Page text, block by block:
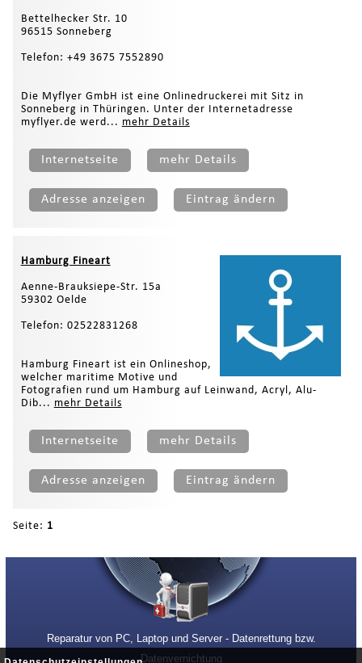
Bettelhecker Str. 10
96515 Sonneberg
Telefon: +49 3675 7552890
Die Myflyer GmbH ist eine Onlinedruckerei mit Sitz in
Sonneberg in Thüringen. Unter der Internetadresse
myflyer.de werd... mehr Details
Internetseite mehr Details
Adresse anzeigen Eintrag ändern
Hamburg Fineart
Aenne-Brauksiepe-Str. 15a
59302 Oelde
Telefon: 02522831268
Hamburg Fineart ist ein Onlineshop,
welcher maritime Motive und
Fotografien rund um Hamburg auf Leinwand, Acryl, Alu-
Dib... mehr Details
Internetseite mehr Details
Adresse anzeigen Eintrag ändern
Seite: 1
Reparatur von PC, Laptop und Server - Datenrettung bzw.
Datenvernichtung